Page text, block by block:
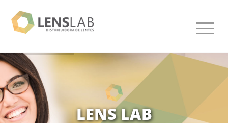
LENSLAB